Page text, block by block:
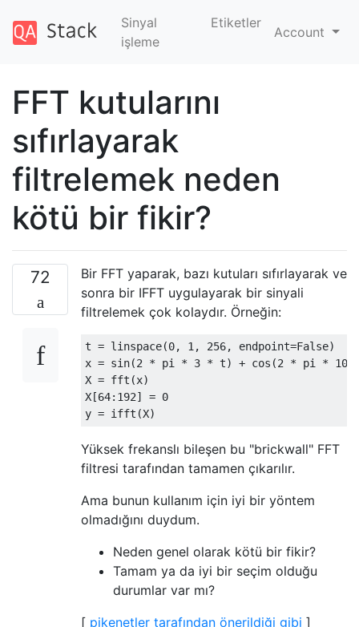
Sinyal
işleme
Etiketler
Account
FFT kutularını
sıfırlayarak
filtrelemek neden
kötü bir fikir?
72
Bir FFT yaparak, bazı kutuları sıfırlayarak ve
sonra bir IFFT uygulayarak bir sinyali
filtrelemek çok kolaydır. Örneğin:
t = linspace(0, 1, 256, endpoint=False)
x = sin(2 * pi * 3 * t) + cos(2 * pi *
X = fft(x)
X[64:192] = 0
Yüksek frekanslı bileşen bu "brickwall" FFT
filtresi tarafından tamamen çıkarılır.
Ama bunun kullanım için iyi bir yöntem
olmadığını duydum.
Neden genel olarak kötü bir fikir?
Tamam ya da iyi bir seçim olduğu
durumlar var mı?
[ pikenetler tarafından önerildiği gibi ]